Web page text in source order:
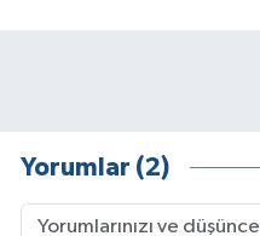
Yorumlar (2)